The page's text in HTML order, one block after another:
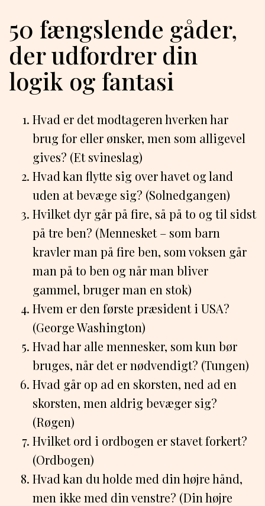
50 fængslende gåder,
der udfordrer din
logik og fantasi
Hvad er det modtageren hverken har
brug for eller ønsker, men som alligevel
gives? (Et svineslag)
Hvad kan flytte sig over havet og land
uden at bevæge sig? (Solnedgangen)
Hvilket dyr går på fire, så på to og til sidst
på tre ben? (Mennesket – som barn
kravler man på fire ben, som voksen går
man på to ben og når man bliver
gammel, bruger man en stok)
Hvem er den første præsident i USA?
(George Washington)
Hvad har alle mennesker, som kun bør
bruges, når det er nødvendigt? (Tungen)
Hvad går op ad en skorsten, ned ad en
skorsten, men aldrig bevæger sig?
(Røgen)
Hvilket ord i ordbogen er stavet forkert?
(Ordbogen)
Hvad kan du holde med din højre hånd,
men ikke med din venstre? (Din højre